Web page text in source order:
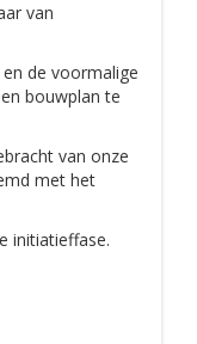
van
de voormalige
bouwplan te
van onze
met het
initiatieffase.